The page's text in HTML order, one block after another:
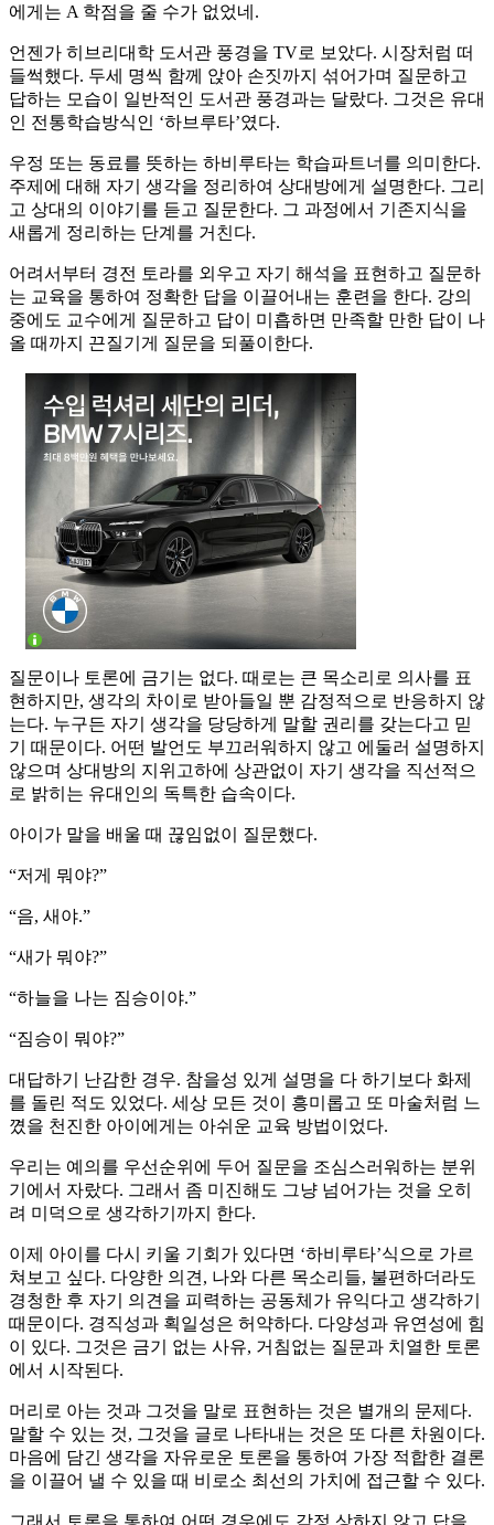
에게는 A 학점을 줄 수가 없었네.
언젠가 히브리대학 도서관 풍경을 TV로 보았다. 시장처럼 떠
들썩했다. 두세 명씩 함께 앉아 손짓까지 섞어가며 질문하고
답하는 모습이 일반적인 도서관 풍경과는 달랐다. 그것은 유대
인 전통학습방식인 ‘하브루타’였다.
우정 또는 동료를 뜻하는 하비루타는 학습파트너를 의미한다.
주제에 대해 자기 생각을 정리하여 상대방에게 설명한다. 그리
고 상대의 이야기를 듣고 질문한다. 그 과정에서 기존지식을
새롭게 정리하는 단계를 거친다.
어려서부터 경전 토라를 외우고 자기 해석을 표현하고 질문하
는 교육을 통하여 정확한 답을 이끌어내는 훈련을 한다. 강의
중에도 교수에게 질문하고 답이 미흡하면 만족할 만한 답이 나
올 때까지 끈질기게 질문을 되풀이한다.
질문이나 토론에 금기는 없다. 때로는 큰 목소리로 의사를 표
현하지만, 생각의 차이로 받아들일 뿐 감정적으로 반응하지 않
는다. 누구든 자기 생각을 당당하게 말할 권리를 갖는다고 믿
기 때문이다. 어떤 발언도 부끄러워하지 않고 에둘러 설명하지
않으며 상대방의 지위고하에 상관없이 자기 생각을 직선적으
로 밝히는 유대인의 독특한 습속이다.
아이가 말을 배울 때 끊임없이 질문했다.
“저게 뭐야?”
“음, 새야.”
“새가 뭐야?”
“하늘을 나는 짐승이야.”
“짐승이 뭐야?”
대답하기 난감한 경우. 참을성 있게 설명을 다 하기보다 화제
를 돌린 적도 있었다. 세상 모든 것이 흥미롭고 또 마술처럼 느
꼈을 천진한 아이에게는 아쉬운 교육 방법이었다.
우리는 예의를 우선순위에 두어 질문을 조심스러워하는 분위
기에서 자랐다. 그래서 좀 미진해도 그냥 넘어가는 것을 오히
려 미덕으로 생각하기까지 한다.
이제 아이를 다시 키울 기회가 있다면 ‘하비루타’식으로 가르
쳐보고 싶다. 다양한 의견, 나와 다른 목소리들, 불편하더라도
경청한 후 자기 의견을 피력하는 공동체가 유익다고 생각하기
때문이다. 경직성과 획일성은 허약하다. 다양성과 유연성에 힘
이 있다. 그것은 금기 없는 사유, 거침없는 질문과 치열한 토론
에서 시작된다.
머리로 아는 것과 그것을 말로 표현하는 것은 별개의 문제다.
말할 수 있는 것, 그것을 글로 나타내는 것은 또 다른 차원이다.
마음에 담긴 생각을 자유로운 토론을 통하여 가장 적합한 결론
을 이끌어 낼 수 있을 때 비로소 최선의 가치에 접근할 수 있다.